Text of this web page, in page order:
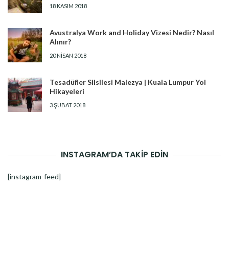
18 KASIM 2018
Avustralya Work and Holiday Vizesi Nedir? Nasıl
Alınır?
20 NISAN 2018
Tesadüfler Silsilesi Malezya | Kuala Lumpur Yol
Hikayeleri
3 ŞUBAT 2018
INSTAGRAM’DA TAKİP EDİN
[instagram-feed]